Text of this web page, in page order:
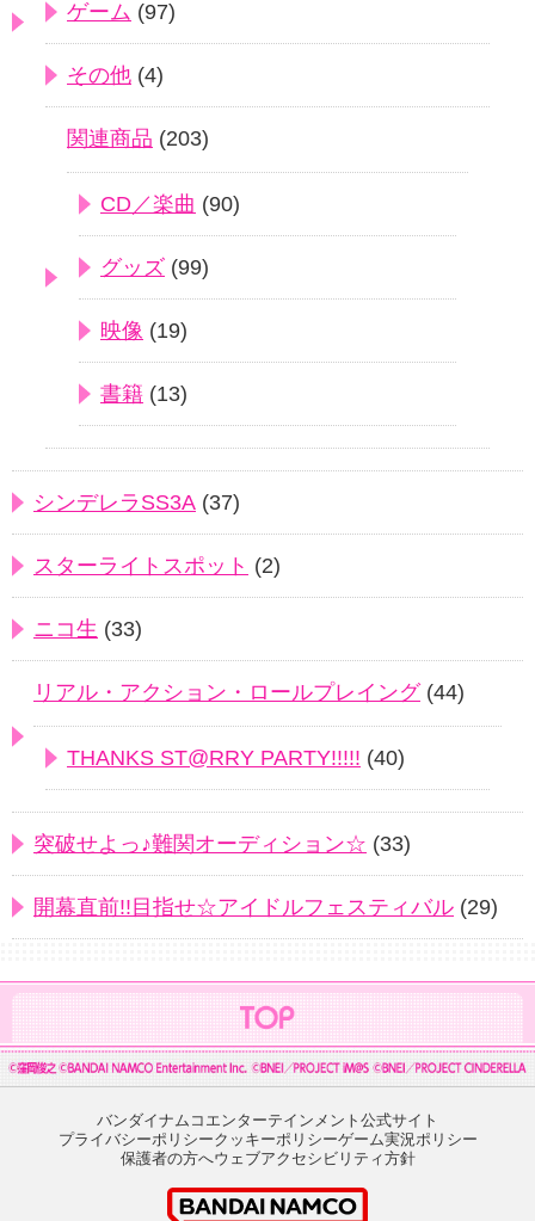
ゲーム (97)
その他 (4)
関連商品 (203)
CD／楽曲 (90)
グッズ (99)
映像 (19)
書籍 (13)
シンデレラSS3A (37)
スターライトスポット (2)
ニコ生 (33)
リアル・アクション・ロールプレイング(44)
THANKS ST@RRY PARTY!!!!! (40)
突破せよっ♪難関オーディション☆ (33)
開幕直前!!目指せ☆アイドルフェスティバル (29)
バンダイナムコエンターテインメント公式サイト
プライバシーポリシークッキーポリシーゲーム実況ポリシー
保護者の方へウェブアクセシビリティ方針